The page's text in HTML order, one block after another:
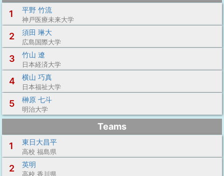
1
平野 竹流
神戸医療未来大学
2 須田 琳大
広島国際大学
3 竹山 遼
日本経済大学
4 横山 巧真
日本福祉大学
5 榊原 七斗
明治大学
Teams
1
東日大昌平
高校 福島県
2 英明
高校 香川県